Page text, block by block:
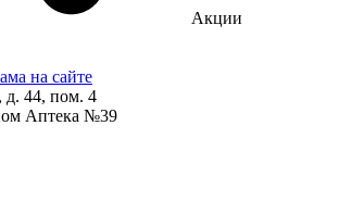
Акции
на сайте
д. 44, пом. 4
Аптека №39